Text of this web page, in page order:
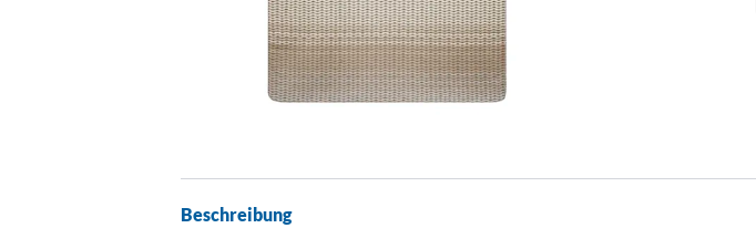
Beschreibung